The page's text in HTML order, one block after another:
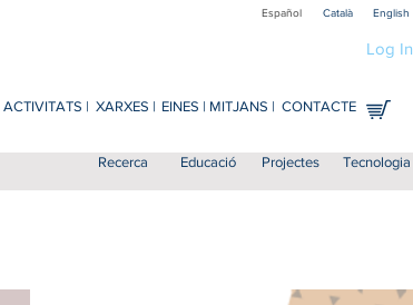
Español Català English
Log In
ACTIVITATS | XARXES | EINES | MITJANS | CONTACTE
Recerca Educació Projectes Tecnologia